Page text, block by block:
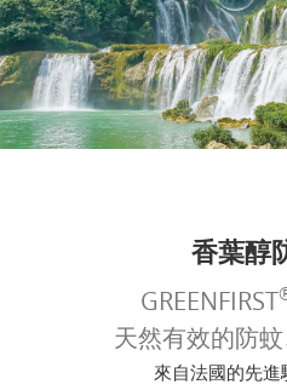
香葉醇
GREENFIRST
天然有效的防
來自法國的先